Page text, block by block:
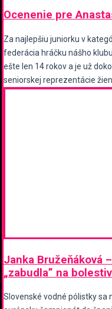
Ocenenie pre
Za najlepšiu juniorku v
federácia hráčku nášho
ešte len 14 rokov a je už
seniorskej reprezentácie žien!
Janka Bružeňáková
„zabudla” na
Slovenské vodné pólistky sa